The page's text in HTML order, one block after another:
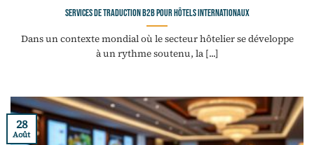
Services de traduction B2B pour hôtels internationaux
Dans un contexte mondial où le secteur hôtelier se développe
à un rythme soutenu, la [...]
28
Août